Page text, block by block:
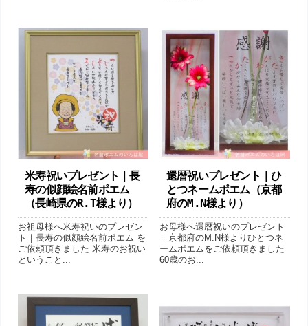
米寿祝いプレゼント｜長
寿の似顔絵名前ポエム
（長崎県のR.T様より ）
お祖母様へ米寿祝いのプレゼン
ト｜長寿の似顔絵名前ポエム を
ご依頼頂きました 米寿のお祝い
ということ...
還暦祝いプレゼント｜ひ
とつネームポエム（京都
府のM.N様より ）
お母様へ還暦祝いのプレゼント
｜京都府のM.N様よりひとつネ
ームポエムをご依頼頂きました
60歳のお...